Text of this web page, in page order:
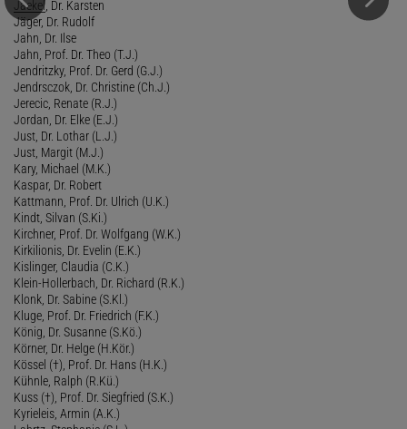
Jaekel , Dr. Karsten
Jäger, Dr. Rudolf
Jahn, Dr. Ilse
Jahn, Prof. Dr. Theo (T.J.)
Jendritzky, Prof. Dr. Gerd (G.J.)
Jendrsczok, Dr. Christine (Ch.J.)
Jerecic, Renate (R.J.)
Jordan, Dr. Elke (E.J.)
Just, Dr. Lothar (L.J.)
Just, Margit (M.J.)
Kary, Michael (M.K.)
Kaspar, Dr. Robert
Kattmann, Prof. Dr. Ulrich (U.K.)
Kindt, Silvan (S.Ki.)
Kirchner, Prof. Dr. Wolfgang (W.K.)
Kirkilionis, Dr. Evelin (E.K.)
Kislinger, Claudia (C.K.)
Klein-Hollerbach, Dr. Richard (R.K.)
Klonk, Dr. Sabine (S.Kl.)
Kluge, Prof. Dr. Friedrich (F.K.)
König, Dr. Susanne (S.Kö.)
Körner, Dr. Helge (H.Kör.)
Kössel (†), Prof. Dr. Hans (H.K.)
Kühnle, Ralph (R.Kü.)
Kuss (†), Prof. Dr. Siegfried (S.K.)
Kyrieleis, Armin (A.K.)